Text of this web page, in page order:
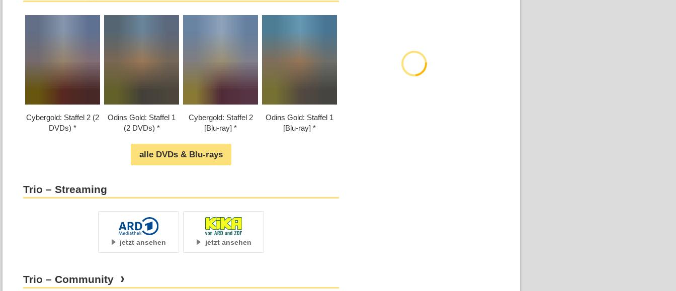
Cybergold: Staffel 2 (2
DVDs)
Odins Gold: Staffel 1
(2 DVDs)
Cybergold: Staffel 2
[Blu-ray]
Odins Gold: Staffel 1
[Blu-ray]
alle DVDs & Blu-rays
Trio – Streaming
jetzt ansehen jetzt ansehen
Trio – Community